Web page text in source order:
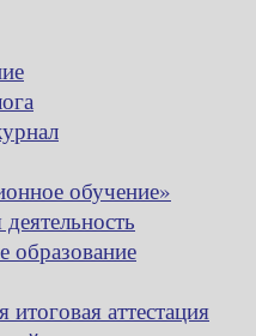
обучение»
образование
итоговая аттестация